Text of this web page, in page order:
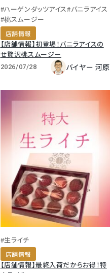
#ハーゲンダッツアイス#バニラアイス
#桃スムージー
店舗情報
【店舗情報】初登場！バニラアイスの
せ贅沢桃スムージー
2026/07/28 バイヤー 河原
#生ライチ
店舗情報
【店舗情報】最終入荷だからお得！特